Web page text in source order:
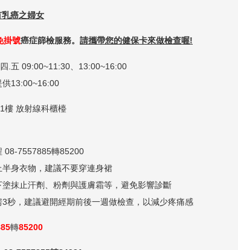
癌之婦女
掛號癌症篩檢服務。 請攜帶您的健保卡來做檢查喔!
.五 09:00~11:30、13:00~16:00
樓 放射線科櫃檯
08-7557885轉85200
身衣物，建議不要穿連身裙
抹止汗劑、粉劑與護膚霜等，避免影響診斷
秒，建議避開經期前後一週做檢查，以減少疼痛感
轉85200